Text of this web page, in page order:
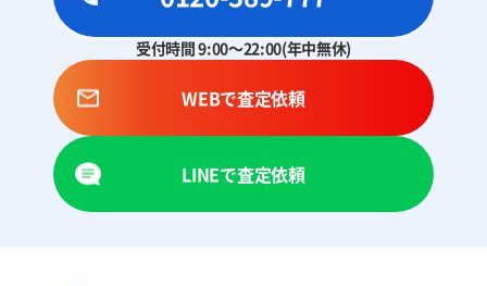
受付時間 9:00～22:00(年中無休)
WEBで査定依頼
LINEで査定依頼